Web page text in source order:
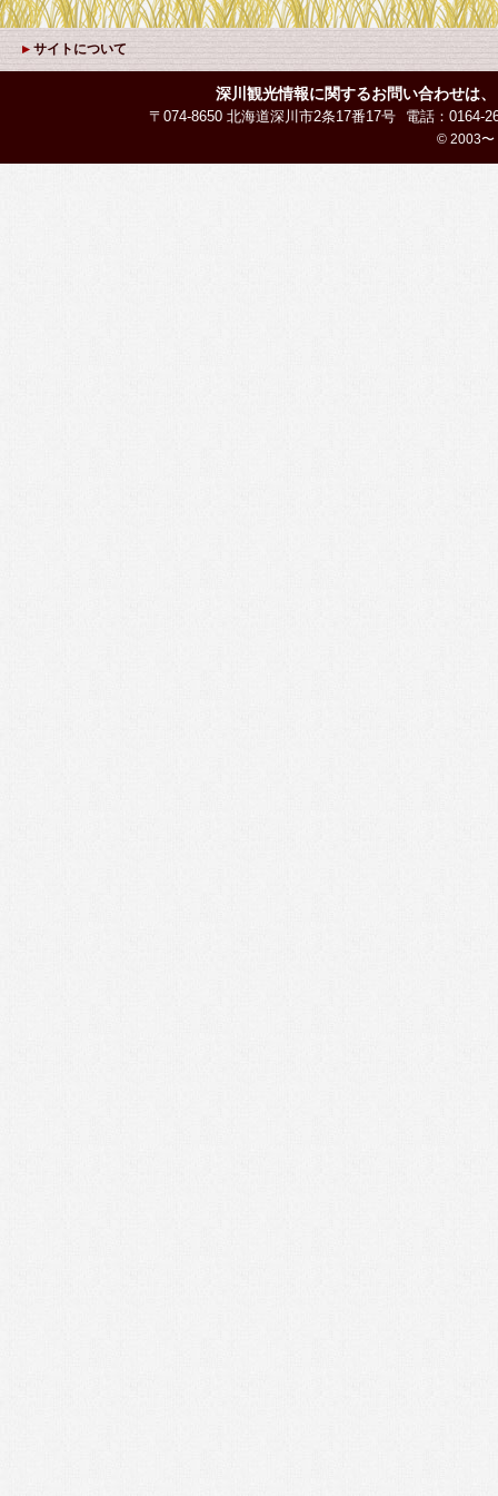
サイトについて
深川観光情報に関するお問い合わせは、
〒074-8650 北海道深川市2条17番17号 電話：0164-
© 2003〜